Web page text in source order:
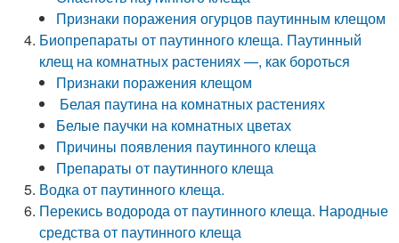
Признаки поражения огурцов паутинным клещом
Биопрепараты от паутинного клеща. Паутинный
клещ на комнатных растениях —, как бороться
Признаки поражения клещом
Белая паутина на комнатных растениях
Белые паучки на комнатных цветах
Причины появления паутинного клеща
Препараты от паутинного клеща
Водка от паутинного клеща.
Перекись водорода от паутинного клеща. Народные
средства от паутинного клеща